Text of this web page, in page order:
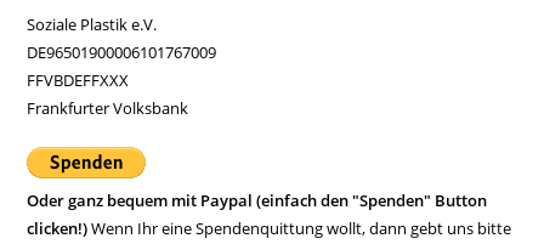
Soziale Plastik e.V.
DE96501900006101767009
FFVBDEFFXXX
Frankfurter Volksbank
Oder ganz bequem mit Paypal (einfach den "Spenden" Button
clicken!)Wenn Ihr eine Spendenquittung wollt, dann gebt uns bitte